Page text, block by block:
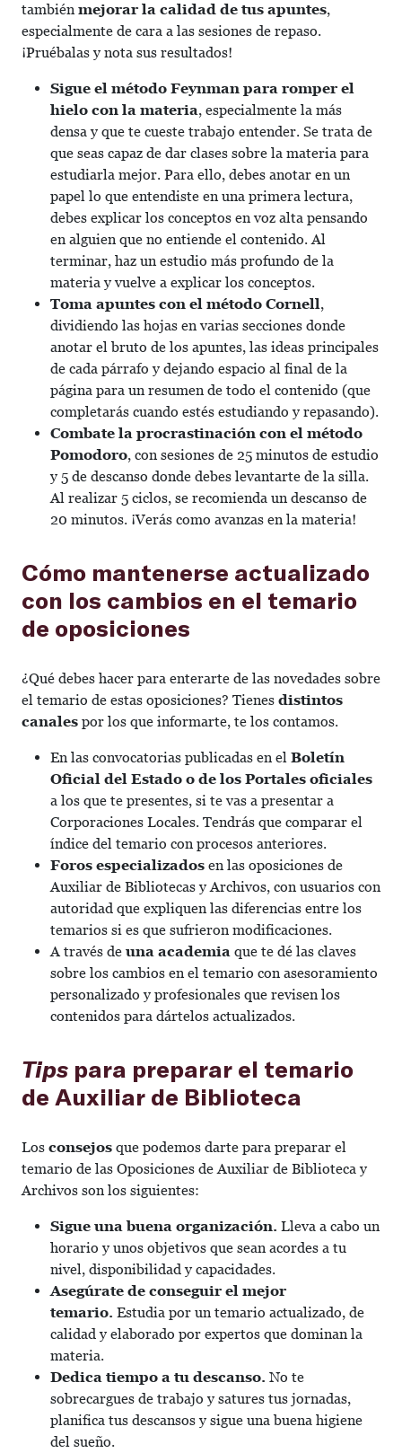
también mejorar la calidad de tus apuntes,
especialmente de cara a las sesiones de repaso.
¡Pruébalas y nota sus resultados!
Sigue el método Feynman para romper el
hielo con la materia, especialmente la más
densa y que te cueste trabajo entender. Se trata de
que seas capaz de dar clases sobre la materia para
estudiarla mejor. Para ello, debes anotar en un
papel lo que entendiste en una primera lectura,
debes explicar los conceptos en voz alta pensando
en alguien que no entiende el contenido. Al
terminar, haz un estudio más profundo de la
materia y vuelve a explicar los conceptos.
Toma apuntes con el método Cornell,
dividiendo las hojas en varias secciones donde
anotar el bruto de los apuntes, las ideas principales
de cada párrafo y dejando espacio al final de la
página para un resumen de todo el contenido (que
completarás cuando estés estudiando y repasando).
Combate la procrastinación con el método
Pomodoro, con sesiones de 25 minutos de estudio
y 5 de descanso donde debes levantarte de la silla.
Al realizar 5 ciclos, se recomienda un descanso de
20 minutos. ¡Verás como avanzas en la materia!
Cómo mantenerse actualizado
con los cambios en el temario
de oposiciones
¿Qué debes hacer para enterarte de las novedades sobre
el temario de estas oposiciones? Tienes distintos
canales por los que informarte, te los contamos.
En las convocatorias publicadas en el Boletín
Oficial del Estado o de los Portales oficiales
a los que te presentes, si te vas a presentar a
Corporaciones Locales. Tendrás que comparar el
índice del temario con procesos anteriores.
Foros especializados en las oposiciones de
Auxiliar de Bibliotecas y Archivos, con usuarios con
autoridad que expliquen las diferencias entre los
temarios si es que sufrieron modificaciones.
A través de una academia que te dé las claves
sobre los cambios en el temario con asesoramiento
personalizado y profesionales que revisen los
contenidos para dártelos actualizados.
Tips para preparar el temario
de Auxiliar de Biblioteca
Los consejos que podemos darte para preparar el
temario de las Oposiciones de Auxiliar de Biblioteca y
Archivos son los siguientes:
Sigue una buena organización. Lleva a cabo un
horario y unos objetivos que sean acordes a tu
nivel, disponibilidad y capacidades.
Asegúrate de conseguir el mejor
temario. Estudia por un temario actualizado, de
calidad y elaborado por expertos que dominan la
materia.
Dedica tiempo a tu descanso. No te
sobrecargues de trabajo y satures tus jornadas,
planifica tus descansos y sigue una buena higiene
del sueño.